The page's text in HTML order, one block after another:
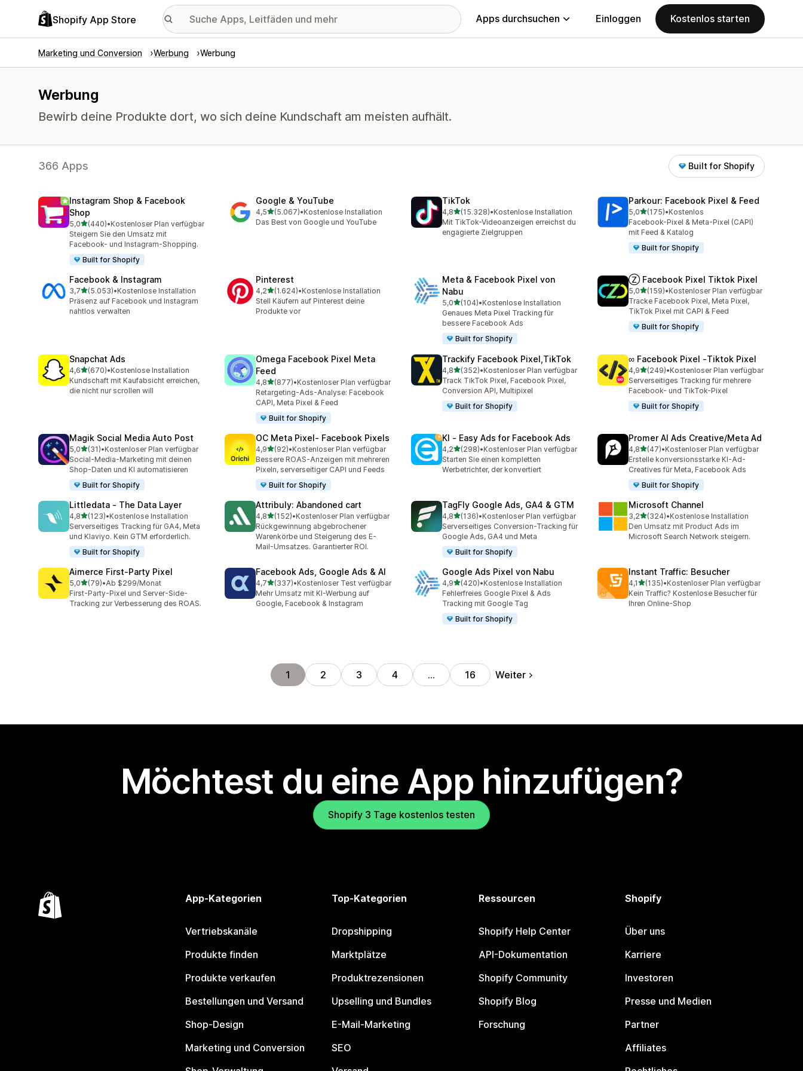
Shopify App Store Apps durchsuchen Einloggen Kostenlos starten
Marketing und Conversion Werbung Werbung
Werbung
Bewirb deine Produkte dort, wo sich deine Kundschaft am meisten aufhält.
366 Apps Built for Shopify
Instagram Shop & Facebook
Shop
5,0von 5 Sternen
(440)
440 Rezensionen insgesamt
•Kostenloser Plan verfügbar
Steigern Sie den Umsatz mit
Facebook- und Instagram-Shopping.
Built for Shopify
Google & YouTube
4,5von 5 Sternen
(5.067)
5067 Rezensionen insgesamt
•Kostenlose Installation
Das Best von Google und YouTube
TikTok
4,8von 5 Sternen
(15.328)
15328 Rezensionen insgesamt
•Kostenlose Installation
Mit TikTok-Videoanzeigen erreichst du
engagierte Zielgruppen
Parkour: Facebook Pixel & Feed
5,0von 5 Sternen
(175)
175 Rezensionen insgesamt
•Kostenlos
Facebook-Pixel & Meta-Pixel (CAPI)
mit Feed & Katalog
Built for Shopify
Facebook & Instagram
3,7von 5 Sternen
(5.053)
5053 Rezensionen insgesamt
•Kostenlose Installation
Präsenz auf Facebook und Instagram
nahtlos verwalten
Pinterest
4,2von 5 Sternen
(1.624)
1624 Rezensionen insgesamt
•Kostenlose Installation
Stell Käufern auf Pinterest deine
Produkte vor
Meta & Facebook Pixel von
Nabu
5,0von 5 Sternen
(104)
104 Rezensionen insgesamt
•Kostenlose Installation
Genaues Meta Pixel Tracking für
bessere Facebook Ads
Built for Shopify
Ⓩ Facebook Pixel Tiktok Pixel
5,0von 5 Sternen
(159)
159 Rezensionen insgesamt
•Kostenloser Plan verfügbar
Tracke Facebook Pixel, Meta Pixel,
TikTok Pixel mit CAPI & Feed
Built for Shopify
Snapchat Ads
4,6von 5 Sternen
(670)
670 Rezensionen insgesamt
•Kostenlose Installation
Kundschaft mit Kaufabsicht erreichen,
die nicht nur scrollen will
Omega Facebook Pixel Meta
Feed
4,8von 5 Sternen
(877)
877 Rezensionen insgesamt
•Kostenloser Plan verfügbar
Retargeting-Ads-Analyse: Facebook
CAPI, Meta Pixel & Feed
Built for Shopify
Trackify Facebook Pixel,TikTok
4,8von 5 Sternen
(352)
352 Rezensionen insgesamt
•Kostenloser Plan verfügbar
Track TikTok Pixel, Facebook Pixel,
Conversion API, Multipixel
Built for Shopify
∞ Facebook Pixel ‑Tiktok Pixel
4,9von 5 Sternen
(249)
249 Rezensionen insgesamt
•Kostenloser Plan verfügbar
Serverseitiges Tracking für mehrere
Facebook- und TikTok-Pixel
Built for Shopify
Magik Social Media Auto Post
5,0von 5 Sternen
(31)
31 Rezensionen insgesamt
•Kostenloser Plan verfügbar
Social-Media-Marketing mit deinen
Shop-Daten und KI automatisieren
Built for Shopify
OC Meta Pixel‑ Facebook Pixels
4,9von 5 Sternen
(92)
92 Rezensionen insgesamt
•Kostenloser Plan verfügbar
Bessere ROAS-Anzeigen mit mehreren
Pixeln, serverseitiger CAPI und Feeds
Built for Shopify
KI ‑ Easy Ads for Facebook Ads
4,2von 5 Sternen
(298)
298 Rezensionen insgesamt
•Kostenloser Plan verfügbar
Starten Sie einen kompletten
Werbetrichter, der konvertiert
Promer AI Ads Creative/Meta Ad
4,8von 5 Sternen
(47)
47 Rezensionen insgesamt
•Kostenloser Plan verfügbar
Erstelle konversionsstarke KI-Ad-
Creatives für Meta, Facebook Ads
Built for Shopify
Littledata ‑ The Data Layer
4,8von 5 Sternen
(123)
123 Rezensionen insgesamt
•Kostenlose Installation
Serverseitiges Tracking für GA4, Meta
und Klaviyo. Kein GTM erforderlich.
Built for Shopify
Attribuly: Abandoned cart
4,8von 5 Sternen
(152)
152 Rezensionen insgesamt
•Kostenloser Plan verfügbar
Rückgewinnung abgebrochener
Warenkörbe und Steigerung des E-
Mail-Umsatzes. Garantierter ROI.
TagFly Google Ads, GA4 & GTM
4,8von 5 Sternen
(136)
136 Rezensionen insgesamt
•Kostenloser Plan verfügbar
Serverseitiges Conversion-Tracking für
Google Ads, GA4 und Meta
Built for Shopify
Microsoft Channel
3,2von 5 Sternen
(324)
324 Rezensionen insgesamt
•Kostenlose Installation
Den Umsatz mit Product Ads im
Microsoft Search Network steigern.
Aimerce First‑Party Pixel
5,0von 5 Sternen
(79)
79 Rezensionen insgesamt
•Ab $299/Monat
First-Party-Pixel und Server-Side-
Tracking zur Verbesserung des ROAS.
Facebook Ads, Google Ads & AI
4,7von 5 Sternen
(337)
337 Rezensionen insgesamt
•Kostenloser Test verfügbar
Mehr Umsatz mit KI-Werbung auf
Google, Facebook & Instagram
Google Ads Pixel von Nabu
4,9von 5 Sternen
(420)
420 Rezensionen insgesamt
•Kostenlose Installation
Fehlerfreies Google Pixel & Ads
Tracking mit Google Tag
Built for Shopify
Instant Traffic: Besucher
4,1von 5 Sternen
(135)
135 Rezensionen insgesamt
•Kostenloser Plan verfügbar
Kein Traffic? Kostenlose Besucher für
Ihren Online-Shop
1 2 3 4 … 16 Weiter
Möchtest du eine App hinzufügen?
Shopify 3 Tage kostenlos testen
App-Kategorien
Vertriebskanäle
Produkte finden
Produkte verkaufen
Bestellungen und Versand
Shop-Design
Marketing und Conversion
Top-Kategorien
Dropshipping
Marktplätze
Produktrezensionen
Upselling und Bundles
E-Mail-Marketing
SEO
Ressourcen
Shopify Help Center
API-Dokumentation
Shopify Community
Shopify Blog
Forschung
Shopify
Über uns
Karriere
Investoren
Presse und Medien
Partner
Affiliates